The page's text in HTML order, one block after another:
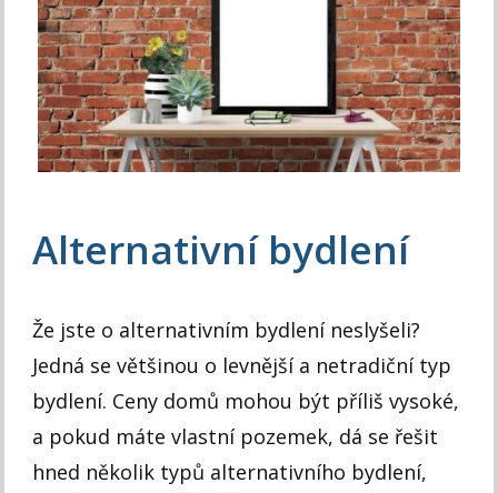
Alternativní bydlení
Že jste o alternativním bydlení neslyšeli?
Jedná se většinou o levnější a netradiční typ
bydlení. Ceny domů mohou být příliš vysoké,
a pokud máte vlastní pozemek, dá se řešit
hned několik typů alternativního bydlení,